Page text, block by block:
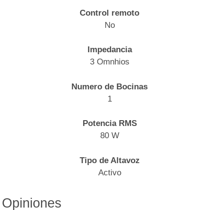
Control remoto
No
Impedancia
3 Omnhios
Numero de Bocinas
1
Potencia RMS
80 W
Tipo de Altavoz
Activo
Opiniones